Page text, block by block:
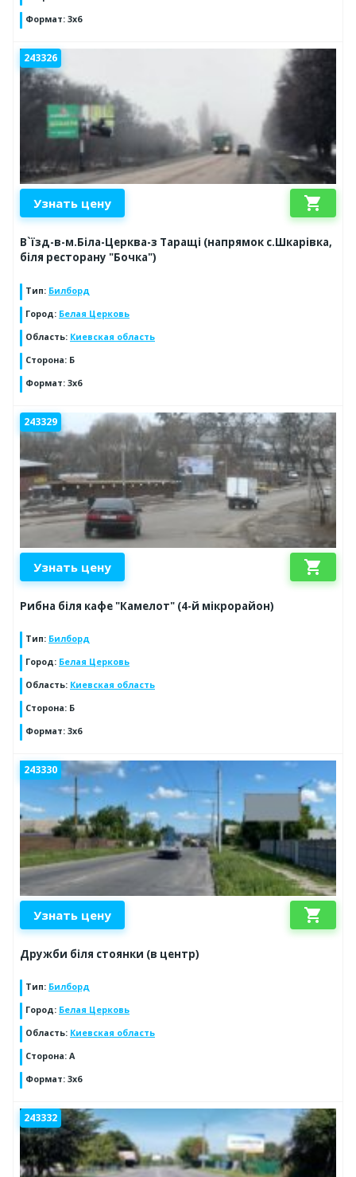
Формат: 3х6
243326
Узнать цену shopping_cart
В`їзд-в-м.Біла-Церква-з Таращі (напрямок с.Шкарівка,
біля ресторану "Бочка")
Тип: Билборд
Город: Белая Церковь
Область: Киевская область
Сторона: Б
Формат: 3х6
243329
Узнать цену shopping_cart
Рибна біля кафе "Камелот" (4-й мікрорайон)
Тип: Билборд
Город: Белая Церковь
Область: Киевская область
Сторона: Б
Формат: 3х6
243330
Узнать цену shopping_cart
Дружби біля стоянки (в центр)
Тип: Билборд
Город: Белая Церковь
Область: Киевская область
Сторона: A
Формат: 3х6
243332